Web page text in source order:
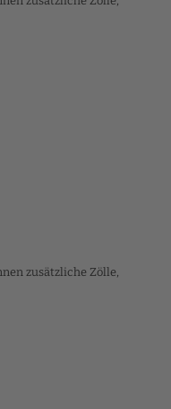
zusätzliche Zölle,